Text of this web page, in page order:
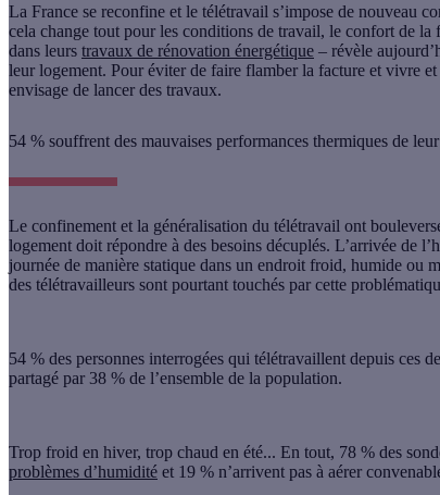
La France se reconfine et le télétravail s’impose de nouveau
cela change tout pour les conditions de travail, le confort de
dans leurs travaux de rénovation énergétique – révèle
leur logement. Pour éviter de faire flamber la facture et vivre
envisage de lancer des travaux.
54 % souffrent des mauvaises performances thermiques de
Le confinement et la généralisation du télétravail ont
logement doit répondre à des besoins décuplés. L’arrivée de
journée de manière statique dans un endroit froid, humide ou
des télétravailleurs sont pourtant touchés par cette
54 % des personnes interrogées qui télétravaillent depuis ces
partagé par 38 % de l’ensemble de la population.
Trop froid en hiver, trop chaud en été... En tout, 78 % des
problèmes d’humidité et 19 % n’arrivent pas à aérer